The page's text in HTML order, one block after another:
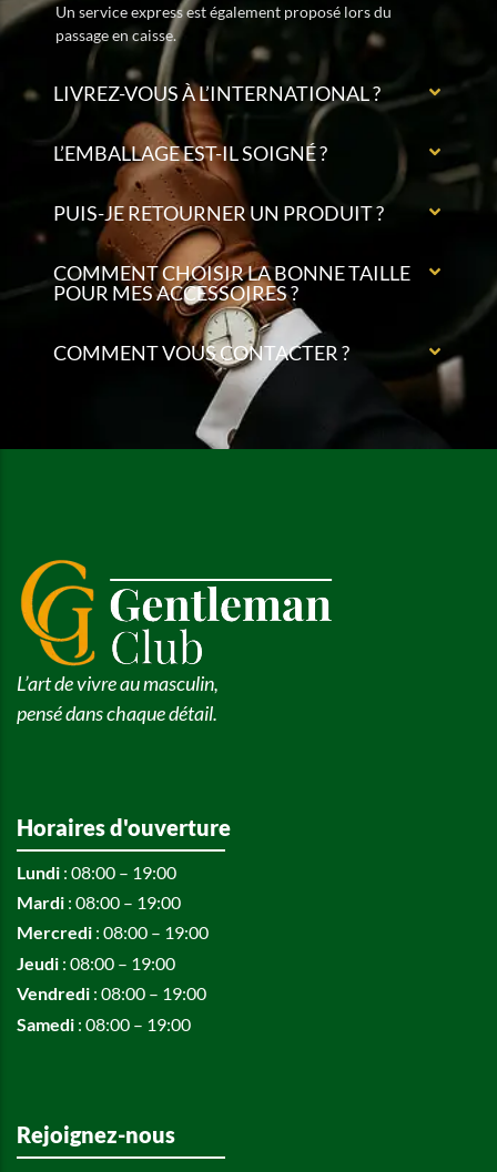
Un service express est également proposé lors du
passage en caisse.
LIVREZ-VOUS À L’INTERNATIONAL ?
L’EMBALLAGE EST-IL SOIGNÉ ?
PUIS-JE RETOURNER UN PRODUIT ?
COMMENT CHOISIR LA BONNE TAILLE
POUR MES ACCESSOIRES ?
COMMENT VOUS CONTACTER ?
L’art de vivre au masculin,
pensé dans chaque détail.
Horaires d'ouverture
Lundi : 08:00 – 19:00
Mardi : 08:00 – 19:00
Mercredi : 08:00 – 19:00
Jeudi : 08:00 – 19:00
Vendredi : 08:00 – 19:00
Samedi : 08:00 – 19:00
Rejoignez-nous